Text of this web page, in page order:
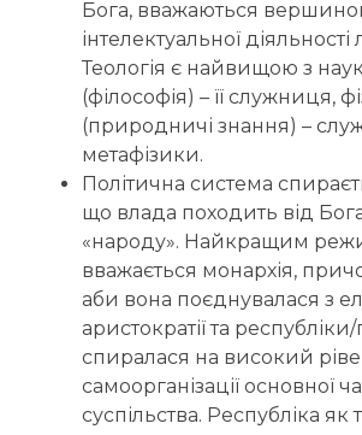
Бога, вважаються
інтелектуальної
Теологія є найвищою з
(філософія) – її служниця,
(природничі знання) –
метафізики.
Політична система
що влада походить від
«народу». Найкращим
вважається монархія,
аби вона поєднувалася з
аристократії та республіки/
спиралася на високий
самоорганізації основної
суспільства. Республіка як